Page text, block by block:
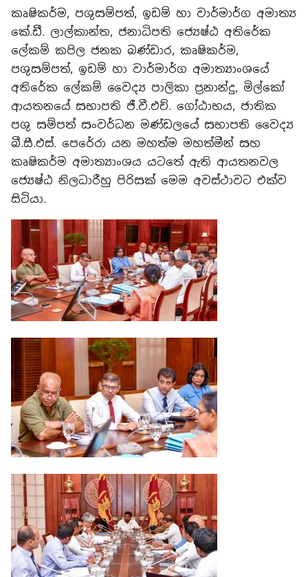
කෘෂිකර්ම, පශුසම්පත්, ඉඩම් හා වාර්මාර්ග අමාත්‍ය
කේ.ඩී. ලාල්කාන්ත, ජනාධිපති ජ්‍යෙෂ්ඨ අතිරේක
ලේකම් කපිල ජනක බණ්ඩාර, කෘෂිකර්ම,
පශුසම්පත්, ඉඩම් හා වාර්මාර්ග අමාත්‍යාංශයේ
අතිරේක ලේකම් වෛද්‍ය පාලිකා ප්‍රනාන්දු, මිල්කෝ
ආයතනයේ සභාපති ජී.වී.එච්. ගෝඨාභය, ජාතික
පශු සම්පත් සංවර්ධන මණ්ඩලයේ සභාපති වෛද්‍ය
බී.සී.එස්. පෙරේරා යන මහත්ම මහත්මීන් සහ
කෘෂිකර්ම අමාත්‍යාංශය යටතේ ඇති ආයතනවල
ජ්‍යෙෂ්ඨ නිලධාරීහු පිරිසක් මෙම අවස්ථාවට එක්ව
සිටියා.